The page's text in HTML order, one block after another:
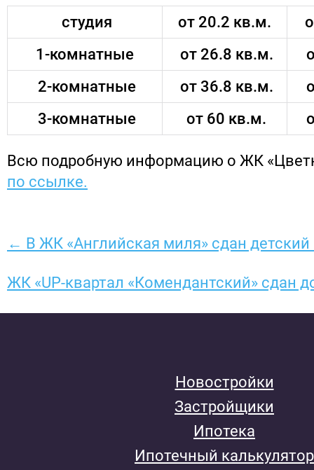
студия от 20.2 кв.м.
1-комнатные
от 26.8 кв.м.
2-комнатные
от 36.8 кв.м.
3-комнатные
от 60 кв.м.
Всю подробную информацию о ЖК
по ссылке.
← В ЖК «Английская миля» сдан детский
ЖК «UP-квартал «Комендантский» сдан
Новостройки
Застройщики
Ипотека
Ипотечный калькулятор